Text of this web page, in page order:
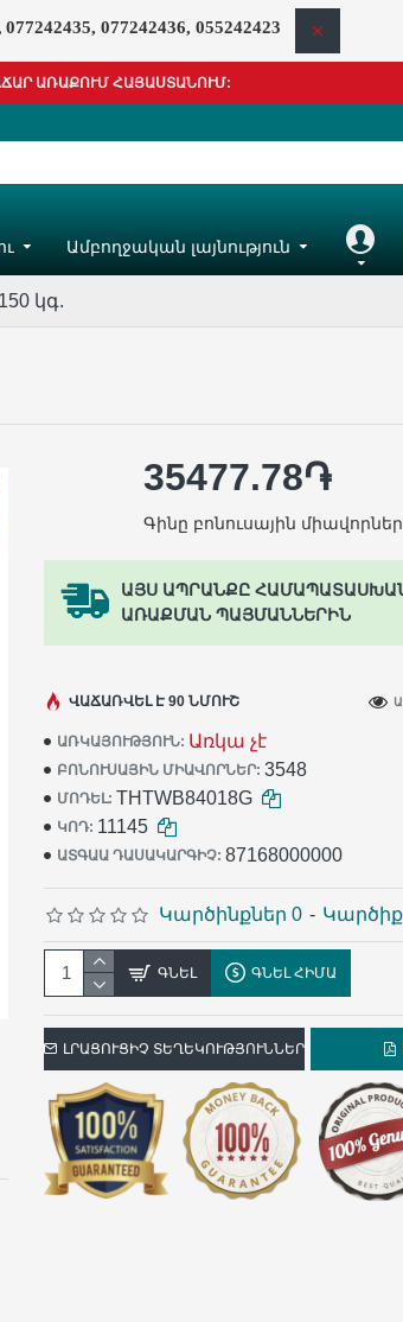
077242435, 077242436, 055242423
ԱՌԱՔՈՒՄ ՀԱՅԱՍՏԱՆՈՒՄ:
Ամբողջական լայնություն
Հաշիվ
կգ.
ԱՅՍ ԱՊՐԱՆՔԸ
ԱՌԱՔՄԱՆ ՊԱՅՄԱՆՆԵՐԻՆ
ԱՌԿԱՅՈՒԹՅՈՒՆ: Առկա չէ
ԲՈՆՈՒՍԱՅԻՆ ՄԻԱՎՈՐՆԵՐ: 3548
ՄՈԴԵԼ: THTWB84018G
ԿՈԴ: 11145
ԱՏԳԱԱ ԴԱՍԱԿԱՐԳԻՉ: 87168000000
ՎԱՃԱՌՎԵԼ Է 90 ՆՄՈՒՇ
Կարծինքներ 0 - Կարծիք
35477.78֏
Գինը բոնուսային
ԳՆԵԼ ԳՆԵԼ ՀԻՄԱ
ԼՐԱՑՈՒՑԻՉ ՏԵՂԵԿՈՒԹՅՈՒՆՆԵՐ